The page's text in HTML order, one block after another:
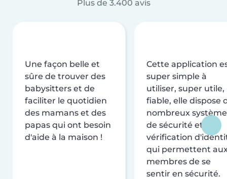
Plus de 3.400 avis
Une façon belle et
sûre de trouver des
babysitters et de
faciliter le quotidien
des mamans et des
papas qui ont besoin
d'aide à la maison !
Cette application
super simple à
utiliser, super utile,
fiable, elle dispose
nombreux
de sécurité et de
vérification
qui permettent
membres de se
sentir en sécurité.